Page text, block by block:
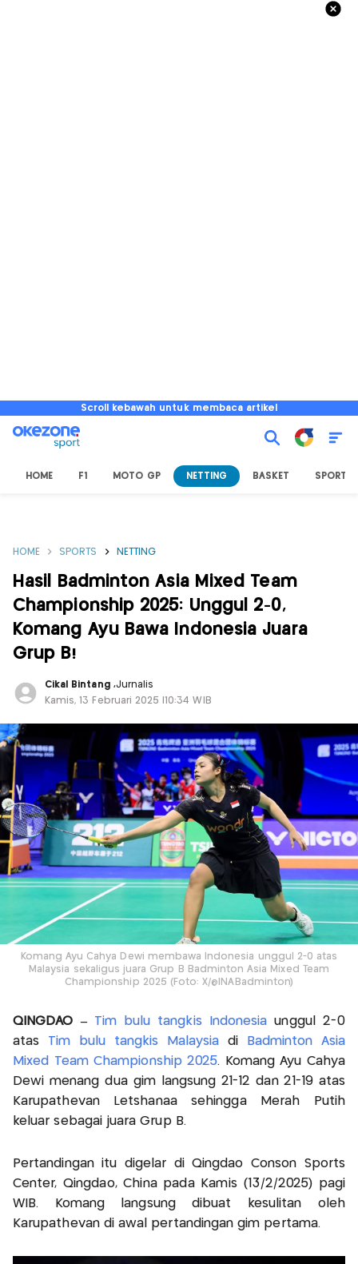
Scroll kebawah untuk membaca artikel
HOME F1 MOTO GP NETTING BASKET SPORT
HOME SPORTS NETTING
Hasil Badminton Asia Mixed Team
Championship 2025: Unggul 2-0,
Komang Ayu Bawa Indonesia Juara
Grup B!
Cikal Bintang ,Jurnalis
Kamis, 13 Februari 2025 |10:34 WIB
Komang Ayu Cahya Dewi membawa Indonesia unggul 2-0 atas
Malaysia sekaligus juara Grup B Badminton Asia Mixed Team
Championship 2025 (Foto: X/@INABadminton)
QINGDAO – Tim bulu tangkis Indonesiaunggul 2-0
atas Tim bulu tangkis Malaysia di
Badminton Asia
Mixed Team Championship 2025. Komang Ayu Cahya
Dewi menang dua gim langsung 21-12 dan 21-19 atas
Karupathevan Letshanaa sehingga Merah Putih
keluar sebagai juara Grup B.
Pertandingan itu digelar di Qingdao Conson Sports
Center, Qingdao, China pada Kamis (13/2/2025) pagi
WIB. Komang langsung dibuat kesulitan oleh
Karupathevan di awal pertandingan gim pertama.